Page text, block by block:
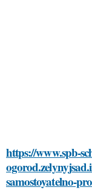
https://www.spb-
samostoyatelno-